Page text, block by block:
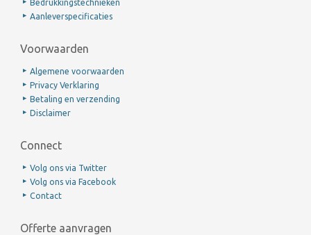
Bedrukkingstechnieken
Aanleverspecificaties
Voorwaarden
Algemene voorwaarden
Privacy Verklaring
Betaling en verzending
Disclaimer
Connect
Volg ons via Twitter
Volg ons via Facebook
Contact
Offerte aanvragen